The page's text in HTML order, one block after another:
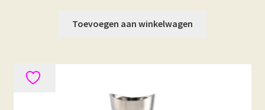
Toevoegen aan winkelwagen